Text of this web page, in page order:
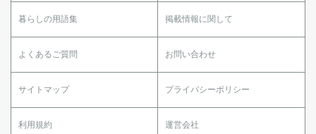
暮らしの用語集 掲載情報に関して
よくあるご質問 お問い合わせ
サイトマップ プライバシーポリシー
利用規約 運営会社